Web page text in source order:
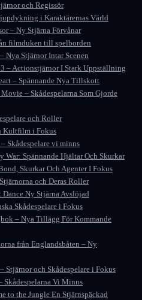
och Regissör
i Karaktärernas Värld
– Ny Stjärna Förvånar
filmduken till spelborden
Nya Stjärnor Intar Scenen
– Actionstjärnor I Stark Uppställning
– Spännande Nya Tillskott
– Skådespelarna Som Gjorde
och Roller
Kultfilm i Fokus
Skådespelare vi minns
Spännande Hjältar Och Skurkar
Skurkar Och Agenter I Fokus
och Deras Roller
Ny Stjärna Avslöjad
Skådespelare i Fokus
– Nya Tillägg För Kommande
från Englandsbåten – Ny
och Skådespelare i Fokus
Vi Minns
to the Jungle En Stjärnspäckad